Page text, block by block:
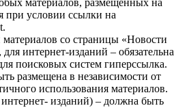
материалов, размещённых на
при условии ссылки на
со страницы «Новости
интернет-изданий – обязательна
поисковых систем гиперссылка.
размещена в независимости от
использования материалов.
изданий) – должна быть